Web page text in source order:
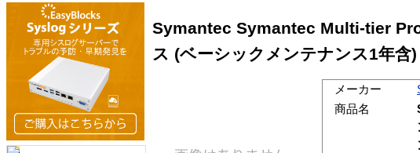
Symantec Symantec Multi-tier
ス (ベーシックメンテナンス1年含)
メーカー
商品名